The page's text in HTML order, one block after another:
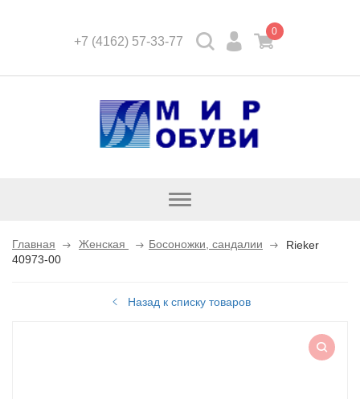
+7 (4162) 57-33-77
0
Открыть
Главная Женская Босоножки, сандалии
Rieker
40973-00
Назад к списку товаров